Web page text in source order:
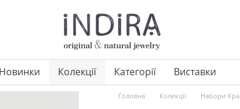
Новинки Колекції Категорії Виставки
Головна Колекції Набори